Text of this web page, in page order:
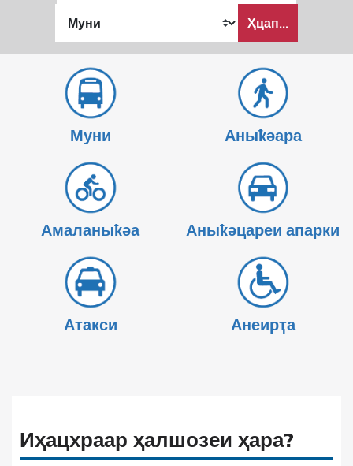
Ҳцап...
Муни Аныҟәара
Амаланыҟәа Аныҟәцареи апарки
Атакси Анеирҭа
Иҳацхраар ҳалшозеи ҳара?